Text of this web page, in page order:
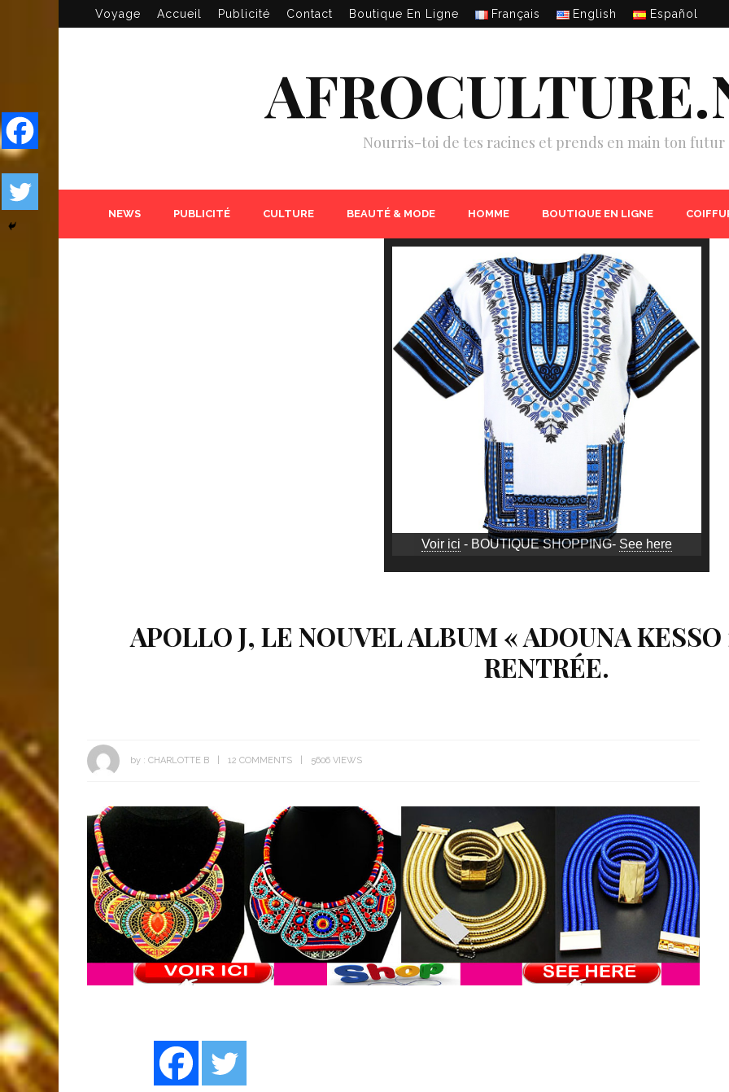
Voyage Accueil Publicité Contact Boutique En Ligne Français English Español
Nourris-toi de tes racines et prends en main ton futur
NEWS PUBLICITÉ CULTURE BEAUTÉ & MODE HOMME BOUTIQUE EN LIGNE
Voir ici - BOUTIQUE SHOPPING- See here
APOLLO J, LE NOUVEL ALBUM « ADOUNA
RENTRÉE.
by : CHARLOTTE B 12 COMMENTS 5606 VIEWS